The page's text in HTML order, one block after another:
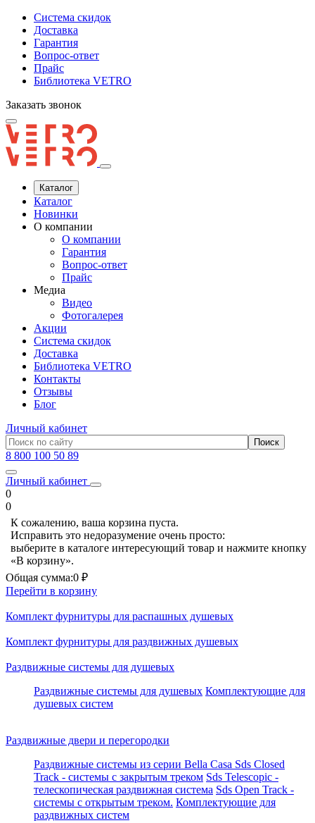
Система скидок
Доставка
Гарантия
Вопрос-ответ
Прайс
Библиотека VETRO
Заказать звонок
Каталог
Каталог
Новинки
О компании
О компании
Гарантия
Вопрос-ответ
Прайс
Медиа
Видео
Фотогалерея
Акции
Система скидок
Доставка
Библиотека VETRO
Контакты
Отзывы
Блог
Личный кабинет
8 800 100 50 89
Личный кабинет
0
0
К сожалению, ваша корзина пуста.
Исправить это недоразумение очень просто:
выберите в каталоге интересующий товар и нажмите кнопку
«В корзину».
Общая сумма:0 ₽
Перейти в корзину
Комплект фурнитуры для распашных душевых
Комплект фурнитуры для раздвижных душевых
Раздвижные системы для душевых
Раздвижные системы для душевых Комплектующие для
душевых систем
Раздвижные двери и перегородки
Раздвижные системы из серии Bella Casa Sds Closed
Track - системы с закрытым треком Sds Telescopic -
телескопическая раздвижная система Sds Open Track -
системы с открытым треком. Комплектующие для
раздвижных систем